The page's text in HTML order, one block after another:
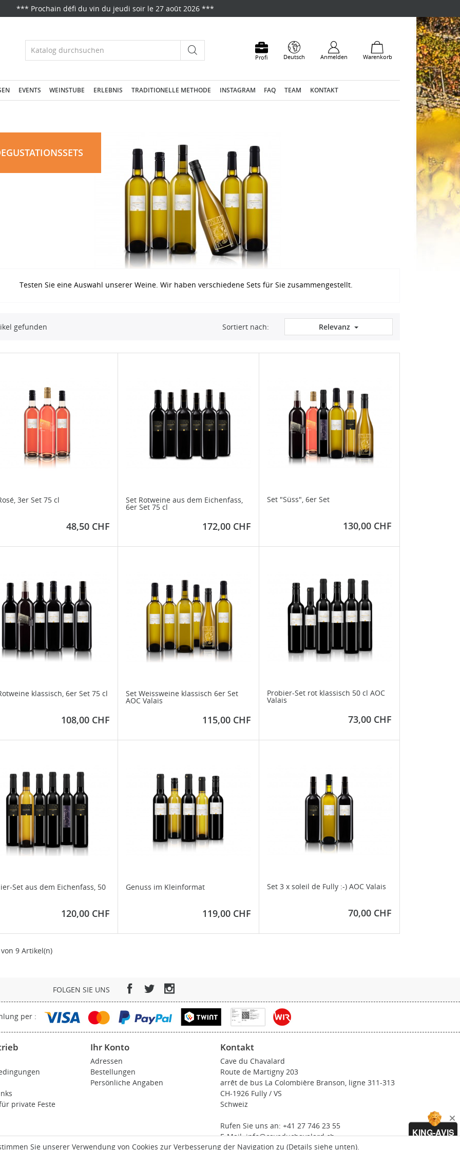
*** Prochain défi du vin du jeudi soir le 27 août 2026 ***
Suche
Warenkorb
Anmelden
Deutsch
Profi
EVENTS WEINSTUBE ERLEBNIS TRADITIONELLE METHODE INSTAGRAM FAQ TEAM KONTAKT
Testen Sie eine Auswahl unserer Weine. Wir haben verschiedene Sets für Sie zusammengestellt.
gefunden Sortiert nach: Relevanz
3er Set 75 cl
Preis
48,50 CHF
Set Rotweine aus dem Eichenfass,
6er Set 75 cl
Preis
172,00 CHF
Set "Süss", 6er Set
Preis
130,00 CHF
klassisch, 6er Set 75 cl
Preis
108,00 CHF
Set Weissweine klassisch 6er Set
AOC Valais
Preis
115,00 CHF
Probier-Set rot klassisch 50 cl AOC
Valais
Preis
73,00 CHF
Set aus dem Eichenfass, 50
Preis
120,00 CHF
Genuss im Kleinformat
Preis
119,00 CHF
Set 3 x soleil de Fully :-) AOC Valais
Preis
70,00 CHF
9 Artikel(n)
FOLGEN SIE UNS Facebook
TwitterInstagram
per :
private Feste
Ihr Konto
Adressen
Bestellungen
Persönliche Angaben
Kontakt
Cave du Chavalard
Route de Martigny 203
arrêt de bus La Colombière Branson, ligne 311-313
CH-1926 Fully / VS
Schweiz
Rufen Sie uns an:+41 27 746 23 55
E-Mail:info@caveduchavalard.ch
Sie unserer Verwendung von Cookies zur Verbesserung der Navigation zu (Details siehe unten).
KING-AVIS